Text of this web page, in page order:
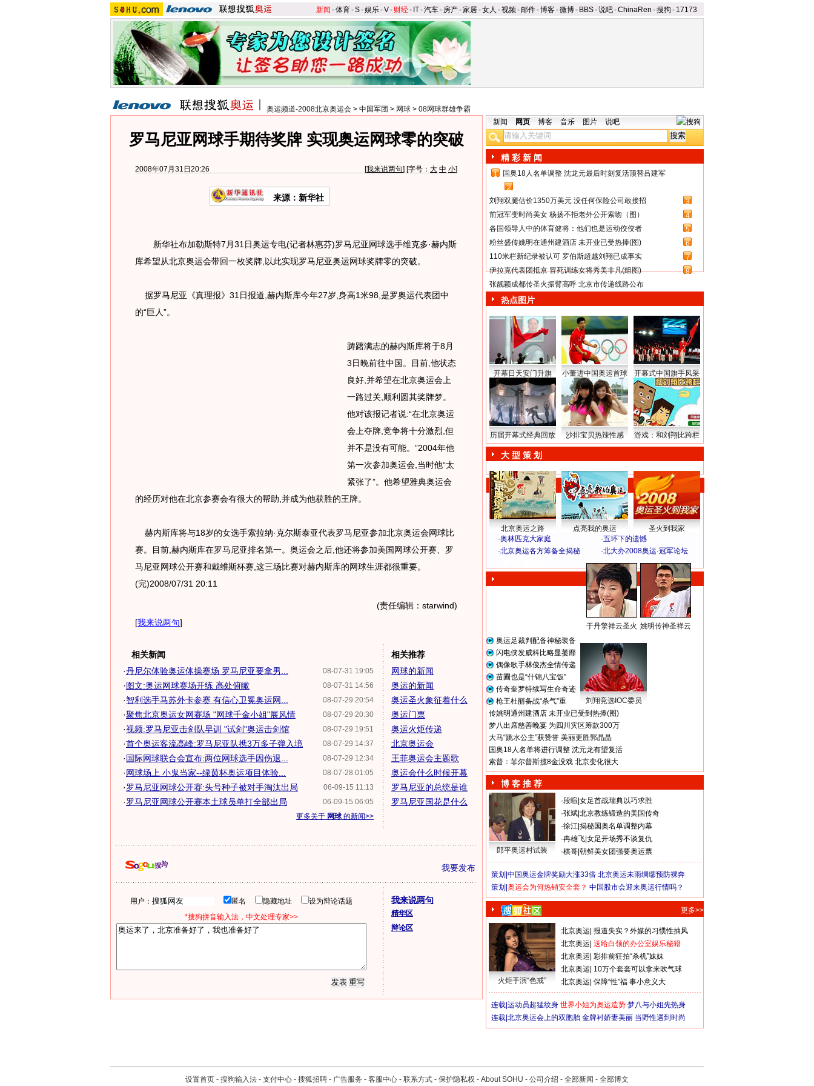
新闻 -体育-S-娱乐-V- 财经- IT-汽车- 房产-家居-女人 -视频-邮件-博客-微博- BBS-说吧-ChinaRen -搜狗 - 17173
奥运频道-2008北京奥运会 > 中国军团 > 网球 > 08网球群雄争霸
罗马尼亚网球手期待奖牌 实现奥运网球零的突破
2008年07月31日20:26 [我来说两句] [字号： 大 中 小]
来源：新华社
新华社布加勒斯特7月31日奥运专电(记者林惠芬)罗马尼亚网球选手维克多·赫内斯
库希望从北京奥运会带回一枚奖牌,以此实现罗马尼亚奥运网球奖牌零的突破。
据罗马尼亚《真理报》31日报道,赫内斯库今年27岁,身高1米98,是罗奥运代表团中
的“巨人”。
踌躇满志的赫内斯库将于8月
3日晚前往中国。目前,他状态
良好,并希望在北京奥运会上
一路过关,顺利圆其奖牌梦。
他对该报记者说:“在北京奥运
会上夺牌,竞争将十分激烈,但
并不是没有可能。”2004年他
第一次参加奥运会,当时他“太
紧张了”。他希望雅典奥运会
的经历对他在北京参赛会有很大的帮助,并成为他获胜的王牌。
赫内斯库将与18岁的女选手索拉纳·克尔斯泰亚代表罗马尼亚参加北京奥运会网球比
赛。目前,赫内斯库在罗马尼亚排名第一。奥运会之后,他还将参加美国网球公开赛、罗
马尼亚网球公开赛和戴维斯杯赛,这三场比赛对赫内斯库的网球生涯都很重要。
(完)2008/07/31 20:11
(责任编辑：starwind)
[我来说两句]
相关新闻
08-07-31 19:05
·丹尼尔体验奥运体操赛场 罗马尼亚要拿男...
08-07-31 14:56
·图文:奥运网球赛场开练 高处俯瞰
08-07-29 20:54
·智利选手马苏外卡参赛 有信心卫冕奥运网...
08-07-29 20:30
·聚焦北京奥运女网赛场 "网球千金小姐"展风情
08-07-29 19:51
·视频:罗马尼亚击剑队早训 "试剑"奥运击剑馆
08-07-29 14:37
·首个奥运客流高峰:罗马尼亚队携3万多子弹入境
08-07-29 12:34
·国际网球联合会宣布:两位网球选手因伤退...
08-07-28 01:05
·网球场上 小鬼当家--绿茵杯奥运项目体验...
06-09-15 11:13
·罗马尼亚网球公开赛:头号种子被对手淘汰出局
06-09-15 06:05
·罗马尼亚网球公开赛本土球员单打全部出局
更多关于 网球的新闻>>
相关推荐
网球的新闻
奥运的新闻
奥运圣火象征着什么
奥运门票
奥运火炬传递
北京奥运会
王菲奥运会主题歌
奥运会什么时候开幕
罗马尼亚的总统是谁
罗马尼亚国花是什么
我要发布
用户： 匿名 隐藏地址
设为辩论话题
*搜狗拼音输入法，中文处理专家>>
我来说两句
精华区
辩论区
新闻 网页 博客 音乐 图片 说吧
精 彩 新 闻
1
国奥18人名单调整 沈龙元最后时刻复活顶替吕建军
2
刘翔双腿估价1350万美元 没任何保险公司敢接招
3
前冠军变时尚美女 杨扬不拒老外公开索吻（图）
4
各国领导人中的体育健将：他们也是运动佼佼者
5
粉丝盛传姚明在通州建酒店 未开业已受热捧(图)
6
110米栏新纪录被认可 罗伯斯超越刘翔已成事实
7
伊拉克代表团抵京 冒死训练女将秀美非凡(组图)
8
张靓颖成都传圣火振臂高呼 北京市传递线路公布
热点图片
开幕日天安门升旗 小董进中国奥运首球 开幕式中国旗手风采
历届开幕式经典回放 沙排宝贝热辣性感 游戏：和刘翔比跨栏
大 型 策 划
北京奥运之路 点亮我的奥运
圣火到我家
·奥林匹克大家庭 ·五环下的遗憾
·北京奥运各方筹备全揭秘 ·北大办2008奥运·冠军论坛
于丹擎祥云圣火 姚明传神圣祥云
奥运足裁判配备神秘装备
闪电侠发威科比略显萎靡
偶像歌手林俊杰全情传递
苗圃也是“什锦八宝饭”
传奇奎罗特续写生命奇迹
枪王杜丽备战“杀气”重
刘翔竞选IOC委员
传姚明通州建酒店 未开业已受到热捧(图)
梦八出席慈善晚宴 为四川灾区筹款300万
大马“跳水公主”获赞誉 美丽更胜郭晶晶
国奥18人名单将进行调整 沈元龙有望复活
索普：菲尔普斯揽8金没戏 北京变化很大
博 客 推 荐
郎平奥运村试装
·段暄 女足首战瑞典以巧求胜
·张斌 北京教练锻造的美国传奇
·徐江 揭秘国奥名单调整内幕
·冉雄飞 女足开场秀不谈复仇
·棋哥 朝鲜美女团强要奥运票
策划| 中国奥运金牌奖励大涨33倍 北京奥运未雨绸缪预防裸奔
策划| 奥运会为何热销安全套？ 中国股市会迎来奥运行情吗？
更多>>
火炬手演“色戒”
北京奥运 报道失实？外媒的习惯性抽风
北京奥运 送给白领的办公室娱乐秘籍
北京奥运 彩排前狂拍“杀机”妹妹
北京奥运 10万个套套可以拿来吹气球
北京奥运 保障“性”福 事小意义大
连载| 运动员超猛纹身 世界小姐为奥运造势 梦八与小姐先热身
连载| 北京奥运会上的双胞胎 金牌衬娇妻美丽 当野性遇到时尚
设置首页 - 搜狗输入法 - 支付中心 - 搜狐招聘 - 广告服务 - 客服中心 - 联系方式 - 保护隐私权 - About SOHU - 公司介绍 - 全部新闻 - 全部博文